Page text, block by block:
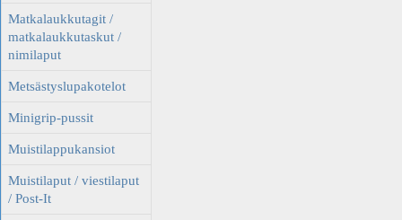
Matkalaukkutagit /
matkalaukkutaskut /
nimilaput
Metsästyslupakotelot
Minigrip-pussit
Muistilappukansiot
Muistilaput / viestilaput
/ Post-It